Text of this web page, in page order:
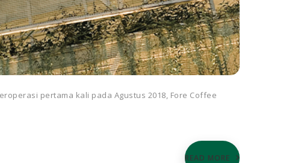
pertama kali pada Agustus 2018, Fore Coffee
READ MORE